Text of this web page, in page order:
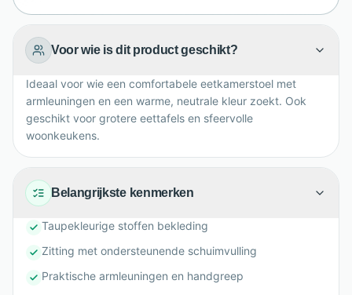
Voor wie is dit product geschikt?
Ideaal voor wie een comfortabele eetkamerstoel met
armleuningen en een warme, neutrale kleur zoekt. Ook
geschikt voor grotere eettafels en sfeervolle
woonkeukens.
Belangrijkste kenmerken
Taupekleurige stoffen bekleding
Zitting met ondersteunende schuimvulling
Praktische armleuningen en handgreep